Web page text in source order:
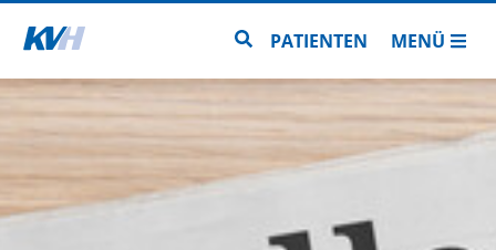
Zur Startseite Zur Seitensuche
PATIENTEN MENÜ